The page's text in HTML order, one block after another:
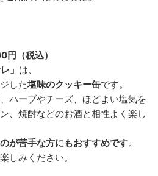
円（税込）
」 は、
した塩味のクッキー缶です。
ハーブやチーズ、ほどよい塩気を
、焼酎などのお酒と相性よく楽し
が苦手な方にもおすすめです。
しみください。